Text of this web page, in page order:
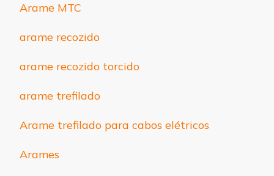
Arame MTC
arame recozido
arame recozido torcido
arame trefilado
Arame trefilado para cabos elétricos
Arames